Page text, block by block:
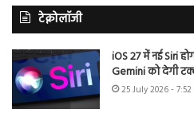
टेक्नोलॉजी
iOS 27 में नई Siri
Gemini को देगी
25 July 2026 - 7:52